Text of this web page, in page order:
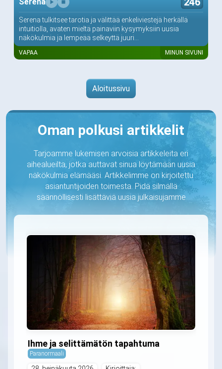
Serena tulkitsee tarotia ja välittää enkeliviestejä herkällä
intuitiolla, avaten mieltä painaviin kysymyksiin uusia
näkökulmia ja lempeää selkeyttä juuri...
VAPAA MINUN SIVUNI
Aloitussivu
Oman polkusi artikkelit
Tarjoamme lukemisen arvoisia artikkeleita eri
aihealueilta, jotka auttavat sinua löytämään uusia
näkökulmia elämääsi. Artikkelimme on kirjoitettu
asiantuntijoiden toimesta. Pidä silmällä
säännöllisesti lisättäviä uusia julkaisujamme
Ihme ja selittämätön tapahtuma
Paranormaali